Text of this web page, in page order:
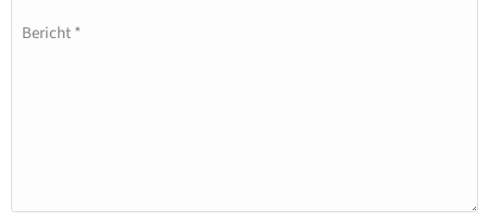
Bericht *